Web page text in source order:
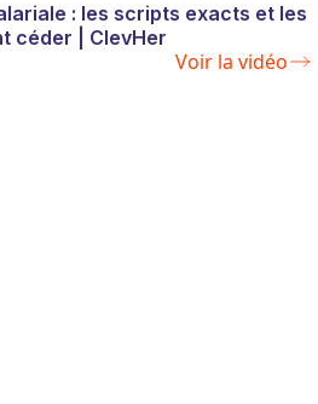
: les scripts exacts et les
céder | ClevHer
Voir la vidéo